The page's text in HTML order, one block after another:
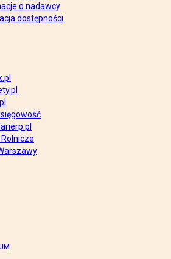
o nadawcy
dostępności